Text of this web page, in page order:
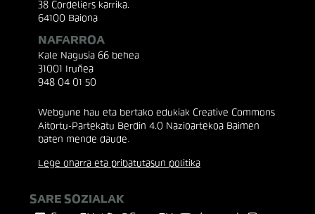
38 Cordeliers karrika.
64100 Baiona
NAFARROA
Kale Nagusia 66 behea
31001 Iruñea
948 04 01 50
Webgune hau eta bertako edukiak Creative Commons
Aitortu-Partekatu Berdin 4.0 Nazioartekoa Baimen
baten mende daude.
Lege oharra eta pribatutasun politika
SARE SOZIALAK